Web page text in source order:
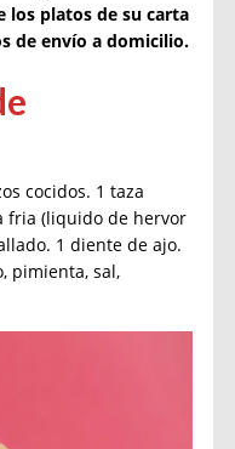
los platos de su carta
de envío a domicilio.
cocidos. 1 taza
fria (liquido de hervor
1 diente de ajo.
pimienta, sal,